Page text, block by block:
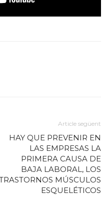
Article següent
HAY QUE PREVENIR EN
LAS EMPRESAS LA
PRIMERA CAUSA DE
BAJA LABORAL, LOS
MÚSCULOS
ESQUELÉTICOS